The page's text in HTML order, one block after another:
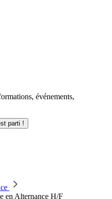
événements,
parti !
en Alternance H/F